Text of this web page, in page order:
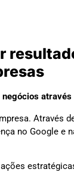
Através
no Google e